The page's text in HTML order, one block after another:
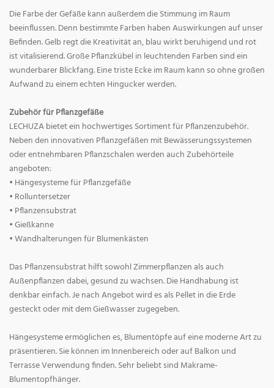
Die Farbe der Gefäße kann außerdem die Stimmung im Raum
beeinflussen. Denn bestimmte Farben haben Auswirkungen auf unser
Befinden. Gelb regt die Kreativität an, blau wirkt beruhigend und rot
ist vitalisierend. Große Pflanzkübel in leuchtenden Farben sind ein
wunderbarer Blickfang. Eine triste Ecke im Raum kann so ohne großen
Aufwand zu einem echten Hingucker werden.
Zubehör für Pflanzgefäße
LECHUZA bietet ein hochwertiges Sortiment für Pflanzenzubehör.
Neben den innovativen Pflanzgefäßen mit Bewässerungssystemen
oder entnehmbaren Pflanzschalen werden auch Zubehörteile
angeboten:
• Hängesysteme für Pflanzgefäße
• Rolluntersetzer
• Pflanzensubstrat
• Gießkanne
• Wandhalterungen für Blumenkästen
Das Pflanzensubstrat hilft sowohl Zimmerpflanzen als auch
Außenpflanzen dabei, gesund zu wachsen. Die Handhabung ist
denkbar einfach. Je nach Angebot wird es als Pellet in die Erde
gesteckt oder mit dem Gießwasser zugegeben.
Hängesysteme ermöglichen es, Blumentöpfe auf eine moderne Art zu
präsentieren. Sie können im Innenbereich oder auf Balkon und
Terrasse Verwendung finden. Sehr beliebt sind Makrame-
Blumentopfhänger.